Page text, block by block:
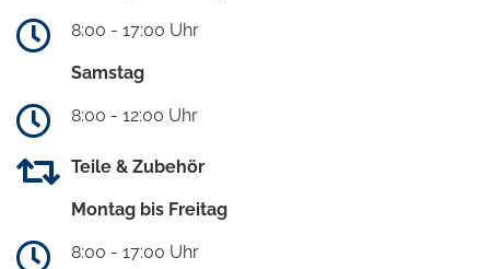
8:00 - 17:00 Uhr
Samstag
8:00 - 12:00 Uhr
Teile & Zubehör
Montag bis Freitag
8:00 - 17:00 Uhr